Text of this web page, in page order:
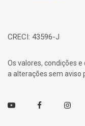
CRECI: 43596-J
Os valores, condições
a alterações sem aviso
Youtube Facebook